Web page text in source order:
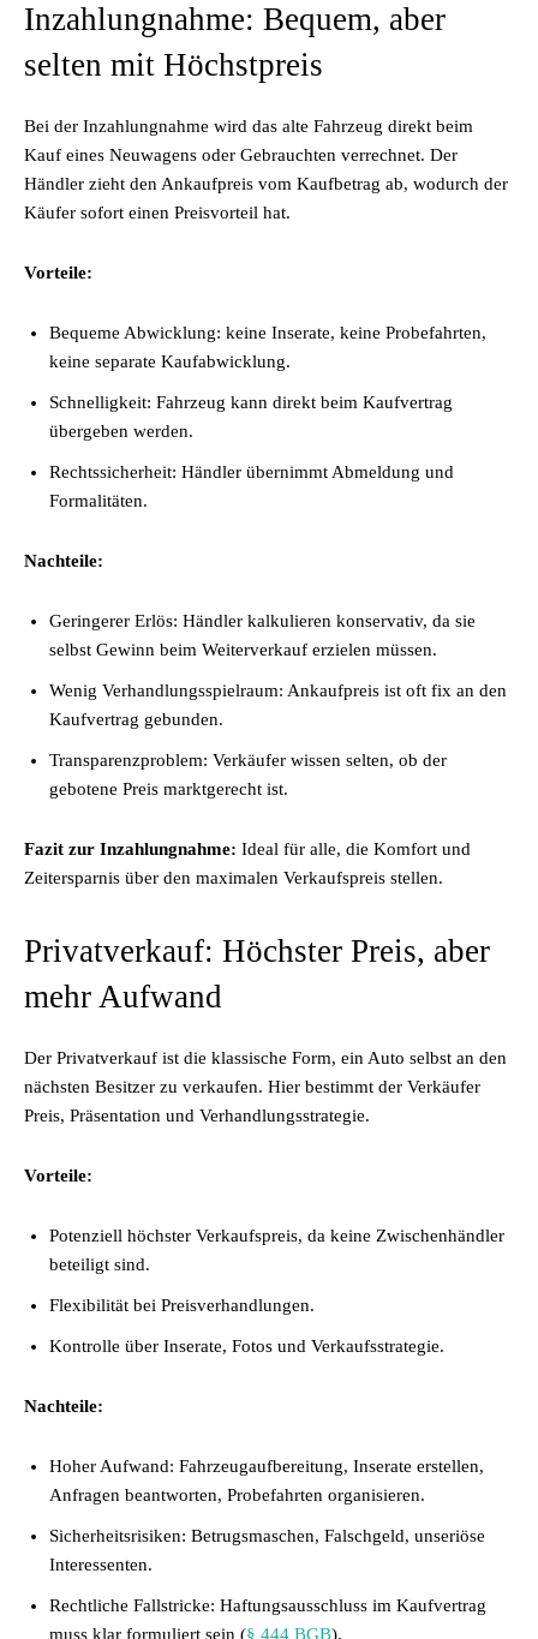
Inzahlungnahme: Bequem, aber
selten mit Höchstpreis
Bei der Inzahlungnahme wird das alte Fahrzeug direkt beim
Kauf eines Neuwagens oder Gebrauchten verrechnet. Der
Händler zieht den Ankaufpreis vom Kaufbetrag ab, wodurch der
Käufer sofort einen Preisvorteil hat.
Vorteile:
Bequeme Abwicklung: keine Inserate, keine Probefahrten,
keine separate Kaufabwicklung.
Schnelligkeit: Fahrzeug kann direkt beim Kaufvertrag
übergeben werden.
Rechtssicherheit: Händler übernimmt Abmeldung und
Formalitäten.
Nachteile:
Geringerer Erlös: Händler kalkulieren konservativ, da sie
selbst Gewinn beim Weiterverkauf erzielen müssen.
Wenig Verhandlungsspielraum: Ankaufpreis ist oft fix an den
Kaufvertrag gebunden.
Transparenzproblem: Verkäufer wissen selten, ob der
gebotene Preis marktgerecht ist.
Fazit zur Inzahlungnahme: Ideal für alle, die Komfort und
Zeitersparnis über den maximalen Verkaufspreis stellen.
Privatverkauf: Höchster Preis, aber
mehr Aufwand
Der Privatverkauf ist die klassische Form, ein Auto selbst an den
nächsten Besitzer zu verkaufen. Hier bestimmt der Verkäufer
Preis, Präsentation und Verhandlungsstrategie.
Vorteile:
Potenziell höchster Verkaufspreis, da keine Zwischenhändler
beteiligt sind.
Flexibilität bei Preisverhandlungen.
Kontrolle über Inserate, Fotos und Verkaufsstrategie.
Nachteile:
Hoher Aufwand: Fahrzeugaufbereitung, Inserate erstellen,
Anfragen beantworten, Probefahrten organisieren.
Sicherheitsrisiken: Betrugsmaschen, Falschgeld, unseriöse
Interessenten.
Rechtliche Fallstricke: Haftungsausschluss im Kaufvertrag
muss klar formuliert sein (§ 444 BGB).